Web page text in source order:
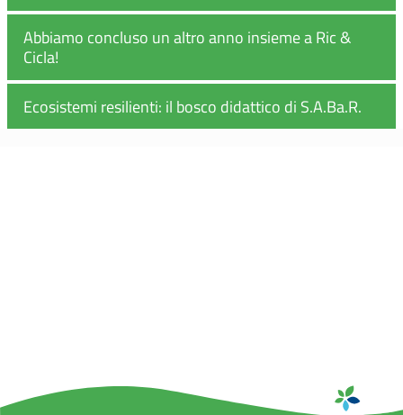
Abbiamo concluso un altro anno insieme a Ric &
Cicla!
Ecosistemi resilienti: il bosco didattico di S.A.Ba.R.